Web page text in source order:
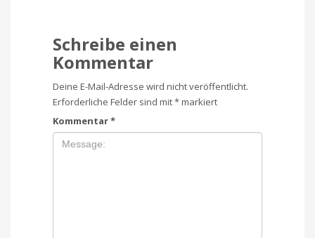
Schreibe einen
Kommentar
Deine E-Mail-Adresse wird nicht veröffentlicht.
Erforderliche Felder sind mit*markiert
Kommentar*